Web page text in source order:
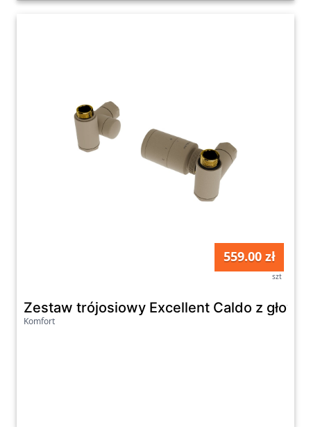
559.00 zł
szt
Zestaw trójosiowy Excellent Caldo z
Komfort